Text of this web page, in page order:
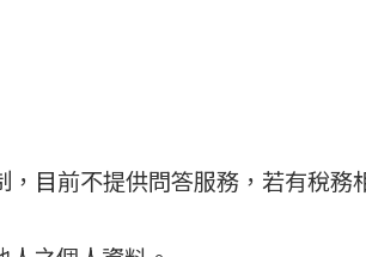
目前不提供問答服務，若有稅務